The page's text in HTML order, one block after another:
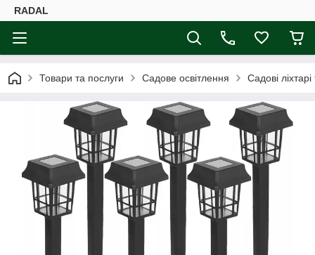
RADAL
Товари та послуги Садове освітлення Садові